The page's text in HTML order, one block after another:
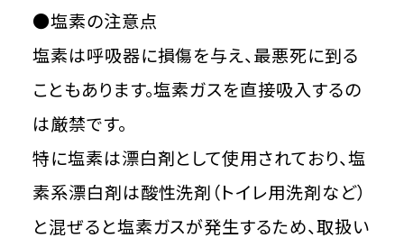
●塩素の注意点
塩素は呼吸器に損傷を与え、最悪死に到る
こともあります。塩素ガスを直接吸入するの
は厳禁です。
特に塩素は漂白剤として使用されており、塩
素系漂白剤は酸性洗剤（トイレ用洗剤など）
と混ぜると塩素ガスが発生するため、取扱い